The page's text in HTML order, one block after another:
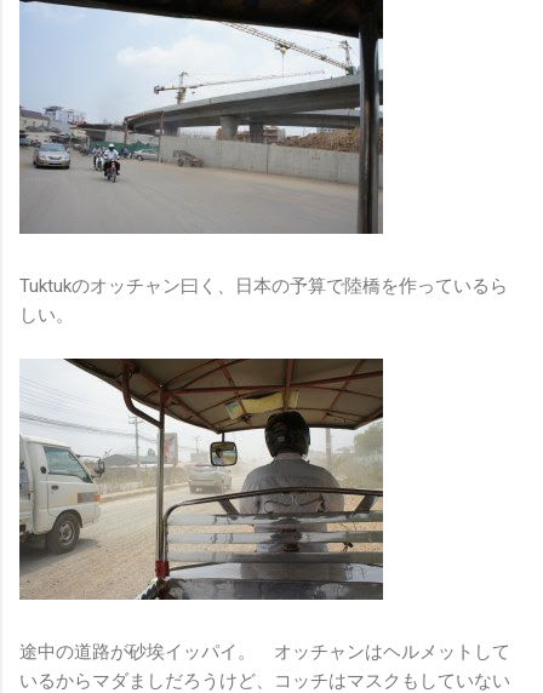
Tuktukのオッチャン曰く、日本の予算で陸橋を作っているら
しい。
途中の道路が砂埃イッパイ。 オッチャンはヘルメットして
いるからマダましだろうけど、コッチはマスクもしていない